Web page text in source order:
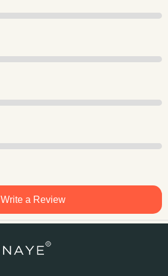
Write a Review